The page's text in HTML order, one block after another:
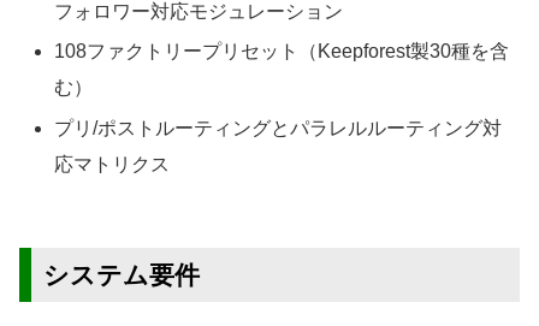
フォロワー対応モジュレーション
108ファクトリープリセット（Keepforest製30種を含
む）
プリ/ポストルーティングとパラレルルーティング対
応マトリクス
システム要件